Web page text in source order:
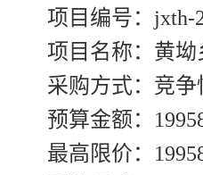
项目编号：jxth-
项目名称：黄
采购方式：竞争
预算金额：
最高限价：